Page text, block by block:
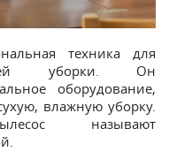
техника для
уборки. Он
оборудование,
влажную уборку.
называют